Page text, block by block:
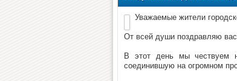
Уважаемые жители
От всей души поздравляю
В этот день мы чествуем
соединившую на огромном